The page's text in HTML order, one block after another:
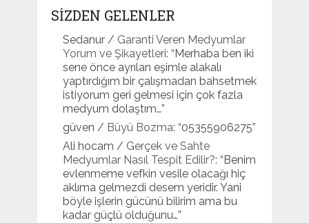
SİZDEN GELENLER
Sedanur/ Garanti Veren Medyumlar
Yorum ve Şikayetleri: “ Merhaba ben iki
sene önce ayrılan eşimle alakalı
yaptırdığım bir çalışmadan bahsetmek
istiyorum geri gelmesi için çok fazla
medyum dolaştım…”
güven / Büyü Bozma: “05355906275”
Ali hocam / Gerçek ve Sahte
Medyumlar Nasıl Tespit Edilir?: “ Benim
evlenmeme vefkin vesile olacağı hiç
aklıma gelmezdi desem yeridir. Yani
böyle işlerin gücünü bilirim ama bu
kadar güçlü olduğunu…”